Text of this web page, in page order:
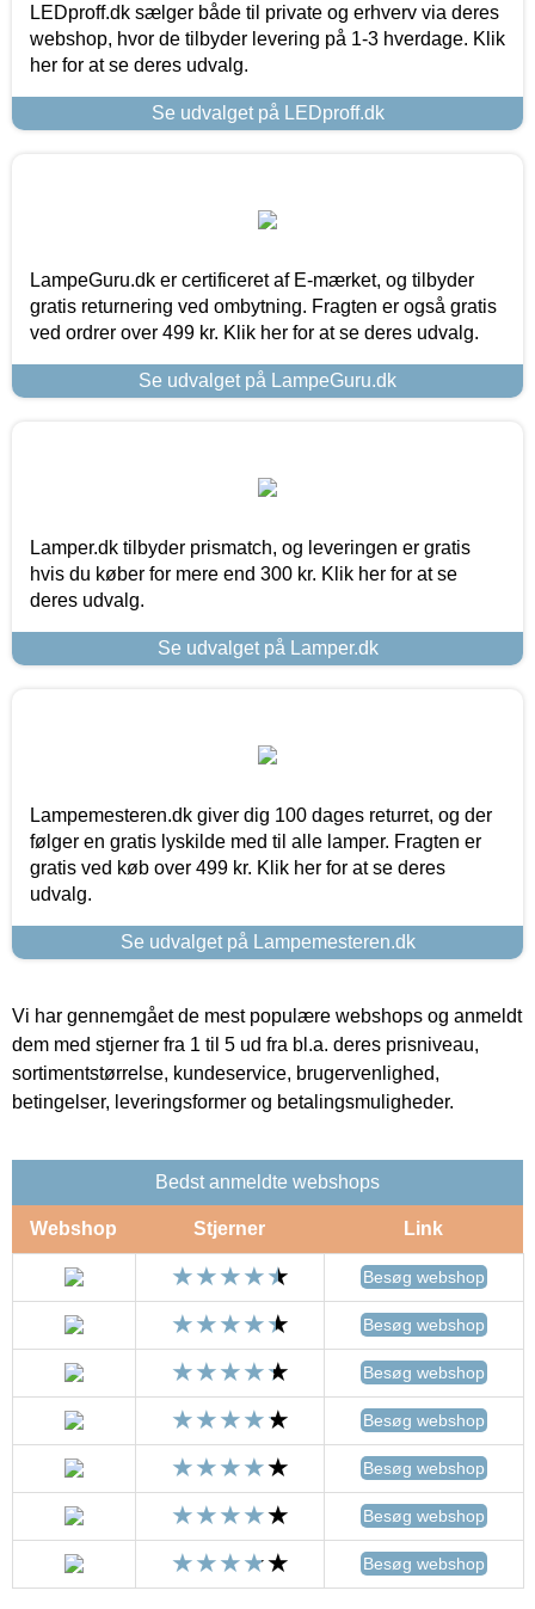
LEDproff.dk sælger både til private og erhverv via deres
webshop, hvor de tilbyder levering på 1-3 hverdage. Klik
her for at se deres udvalg.
Se udvalget på LEDproff.dk
LampeGuru.dk er certificeret af E-mærket, og tilbyder
gratis returnering ved ombytning. Fragten er også gratis
ved ordrer over 499 kr. Klik her for at se deres udvalg.
Se udvalget på LampeGuru.dk
Lamper.dk tilbyder prismatch, og leveringen er gratis
hvis du køber for mere end 300 kr. Klik her for at se
deres udvalg.
Se udvalget på Lamper.dk
Lampemesteren.dk giver dig 100 dages returret, og der
følger en gratis lyskilde med til alle lamper. Fragten er
gratis ved køb over 499 kr. Klik her for at se deres
udvalg.
Se udvalget på Lampemesteren.dk
Vi har gennemgået de mest populære webshops og anmeldt
dem med stjerner fra 1 til 5 ud fra bl.a. deres prisniveau,
sortimentstørrelse, kundeservice, brugervenlighed,
betingelser, leveringsformer og betalingsmuligheder.
Bedst anmeldte webshops
Webshop Stjerner Link
Besøg webshop
Besøg webshop
Besøg webshop
Besøg webshop
Besøg webshop
Besøg webshop
Besøg webshop